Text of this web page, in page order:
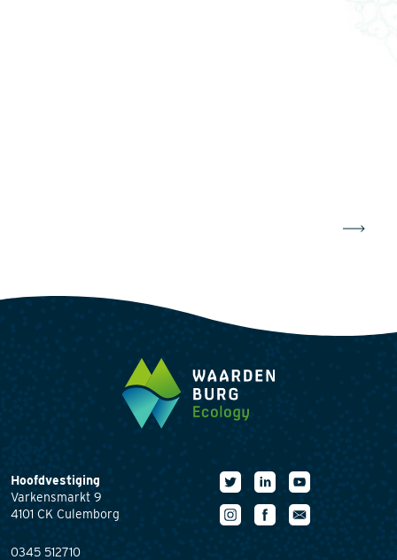
Hoofdvestiging
Varkensmarkt 9
4101 CK Culemborg
0345 512710